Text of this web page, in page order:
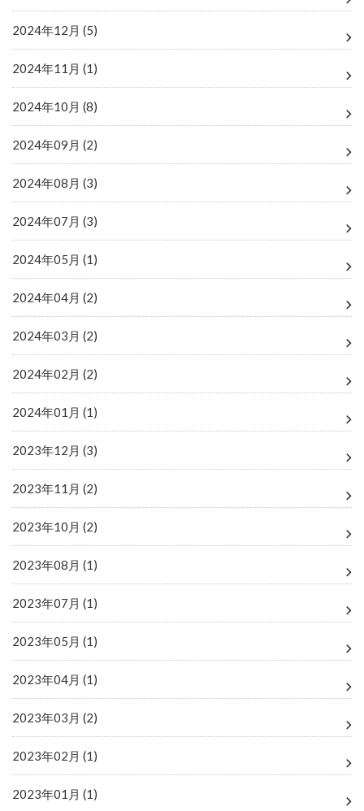
2024年12月 (5)
2024年11月 (1)
2024年10月 (8)
2024年09月 (2)
2024年08月 (3)
2024年07月 (3)
2024年05月 (1)
2024年04月 (2)
2024年03月 (2)
2024年02月 (2)
2024年01月 (1)
2023年12月 (3)
2023年11月 (2)
2023年10月 (2)
2023年08月 (1)
2023年07月 (1)
2023年05月 (1)
2023年04月 (1)
2023年03月 (2)
2023年02月 (1)
2023年01月 (1)